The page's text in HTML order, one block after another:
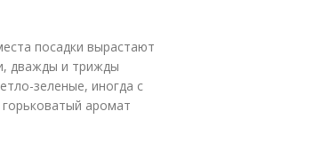
посадки вырастают
дважды и трижды
зеленые, иногда с
аромат